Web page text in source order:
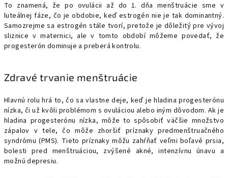
To znamená, že po ovulácii až do 1. dňa menštruácie sme v
luteálnej fáze, čo je obdobie, keď estrogén nie je tak dominantný.
Samozrejme sa estrogén stále tvorí, pretože je dôležitý pre vývoj
sliznice v maternici, ale v tomto období môžeme povedať, že
progesterón dominuje a preberá kontrolu.
Zdravé trvanie menštruácie
Hlavnú rolu hrá to, čo sa vlastne deje, keď je hladina progesterónu
nízka, či už kvôli problémom s ovuláciou alebo iným dôvodom. Ak je
hladina progesterónu nízka, môže to spôsobiť väčšie množstvo
zápalov v tele, čo môže zhoršiť príznaky predmenštruačného
syndrómu (PMS). Tieto príznaky môžu zahŕňať veľmi boľavé prsia,
bolesti pred menštruáciou, zvýšené akné, intenzívnu únavu a
možnú depresiu.